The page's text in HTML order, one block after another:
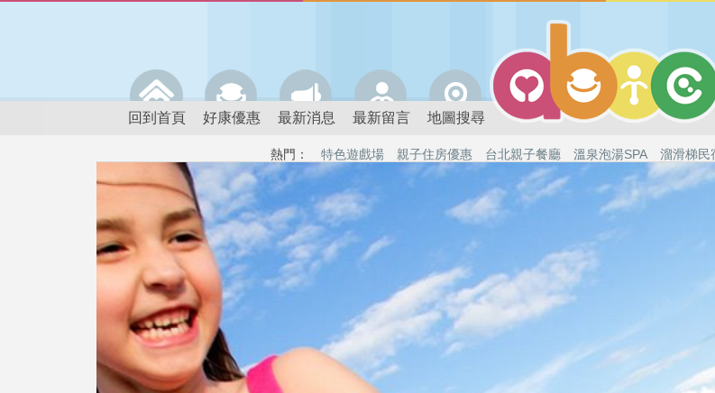
回到首頁 好康優惠 最新消息 最新留言 地圖搜尋
熱門： 特色遊戲場 親子住房優惠 台北親子餐廳 溫泉泡湯SPA 溜滑梯民